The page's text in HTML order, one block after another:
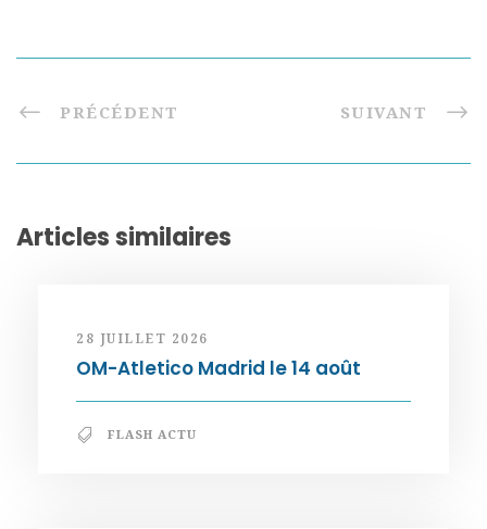
PRÉCÉDENT SUIVANT
Articles similaires
28 JUILLET 2026
OM-Atletico Madrid le 14 août
FLASH ACTU